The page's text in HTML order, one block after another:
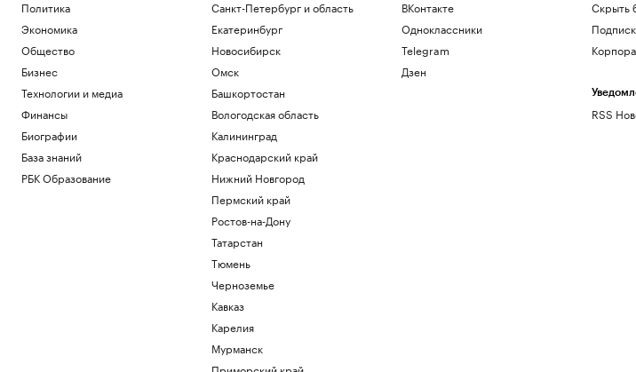
Политика
Экономика
Общество
Бизнес
Технологии и медиа
Финансы
Биографии
База знаний
РБК Образование
Санкт-Петербург и область
Екатеринбург
Новосибирск
Омск
Башкортостан
Вологодская область
Калининград
Краснодарский край
Нижний Новгород
Пермский край
Ростов-на-Дону
Татарстан
Тюмень
Черноземье
Кавказ
Карелия
Мурманск
ВКонтакте
Одноклассники
Telegram
Дзен
Скрыть
RSS